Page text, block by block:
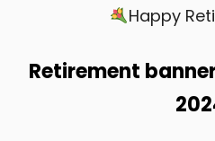
Happy
Retirement